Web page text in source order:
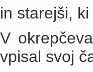
in starejši,
V
vpisal svoj